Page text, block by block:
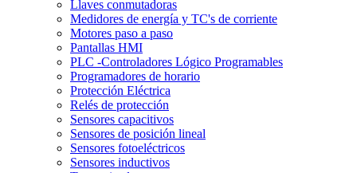
Llaves conmutadoras
Medidores de energía y TC's de corriente
Motores paso a paso
Pantallas HMI
PLC -Controladores Lógico Programables
Programadores de horario
Protección Eléctrica
Relés de protección
Sensores capacitivos
Sensores de posición lineal
Sensores fotoeléctricos
Sensores inductivos